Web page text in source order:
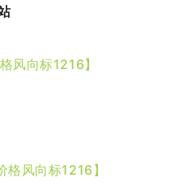
格风向标1216】
格风向标1216】